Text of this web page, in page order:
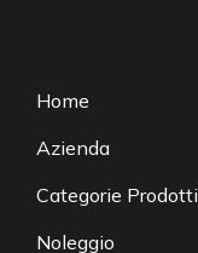
Home
Azienda
Categorie Prodotti
Noleggio